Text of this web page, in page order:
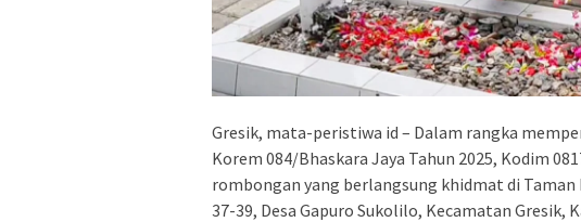
Gresik, mata-peristiwa id – Dalam rangka
Korem 084/Bhaskara Jaya Tahun 2025, Kodim
rombongan yang berlangsung khidmat di Taman
37-39, Desa Gapuro Sukolilo, Kecamatan Gresik,